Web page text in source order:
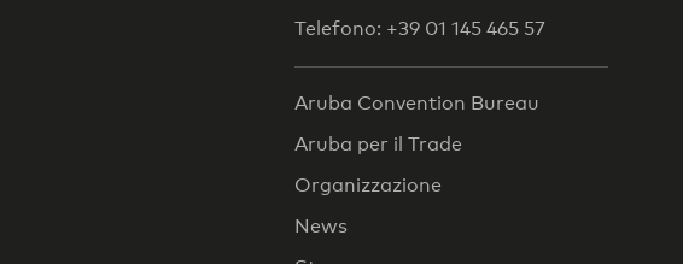
Telefono: +39 01 145 465 57
Aruba Convention Bureau
Aruba per il Trade
Organizzazione
News